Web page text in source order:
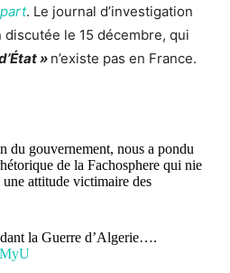
. Le journal d’investigation
discutée le 15 décembre, qui
» n’existe pas en France.
du gouvernement, nous a pondu
de la Fachosphere qui nie
attitude victimaire des
la Guerre d’Algerie….